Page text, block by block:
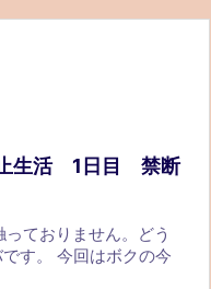
生活 1日目 禁断
ておりません。どう
す。 今回はボクの今